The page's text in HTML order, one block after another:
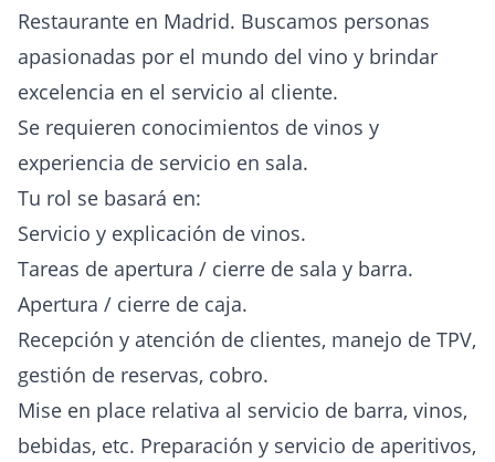
Restaurante en Madrid. Buscamos personas
apasionadas por el mundo del vino y brindar
excelencia en el servicio al cliente.
Se requieren conocimientos de vinos y
experiencia de servicio en sala.
Tu rol se basará en:
Servicio y explicación de vinos.
Tareas de apertura / cierre de sala y barra.
Apertura / cierre de caja.
Recepción y atención de clientes, manejo de TPV,
gestión de reservas, cobro.
Mise en place relativa al servicio de barra, vinos,
bebidas, etc. Preparación y servicio de aperitivos,